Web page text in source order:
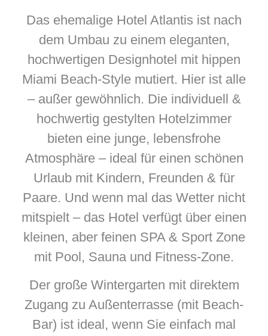
Das ehemalige Hotel Atlantis ist nach
dem Umbau zu einem eleganten,
hochwertigen Designhotel mit hippen
Miami Beach-Style mutiert. Hier ist alle
– außer gewöhnlich. Die individuell &
hochwertig gestylten Hotelzimmer
bieten eine junge, lebensfrohe
Atmosphäre – ideal für einen schönen
Urlaub mit Kindern, Freunden & für
Paare. Und wenn mal das Wetter nicht
mitspielt – das Hotel verfügt über einen
kleinen, aber feinen SPA & Sport Zone
mit Pool, Sauna und Fitness-Zone.
Der große Wintergarten mit direktem
Zugang zu Außenterrasse (mit Beach-
Bar) ist ideal, wenn Sie einfach mal